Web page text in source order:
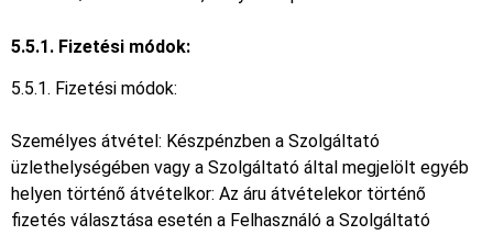
5.5.1. Fizetési módok:
5.5.1. Fizetési módok:
Személyes átvétel: Készpénzben a Szolgáltató
üzlethelységében vagy a Szolgáltató által megjelölt egyéb
helyen történő átvételkor: Az áru átvételekor történő
fizetés választása esetén a Felhasználó a Szolgáltató